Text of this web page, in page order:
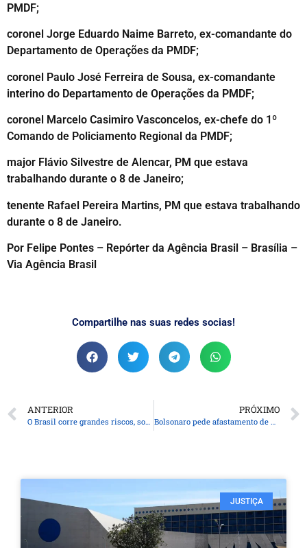
PMDF;
coronel Jorge Eduardo Naime Barreto, ex-comandante do
Departamento de Operações da PMDF;
coronel Paulo José Ferreira de Sousa, ex-comandante
interino do Departamento de Operações da PMDF;
coronel Marcelo Casimiro Vasconcelos, ex-chefe do 1º
Comando de Policiamento Regional da PMDF;
major Flávio Silvestre de Alencar, PM que estava
trabalhando durante o 8 de Janeiro;
tenente Rafael Pereira Martins, PM que estava trabalhando
durante o 8 de Janeiro.
Por Felipe Pontes – Repórter da Agência Brasil – Brasília –
Via Agência Brasil
Compartilhe nas suas redes socias!
ANTERIOR
O Brasil corre grandes riscos, sobre novas manobras do Bolsonaro
PRÓXIMO
Bolsonaro pede afastamento de Moraes de inquérito sobre golpe
JUSTIÇA